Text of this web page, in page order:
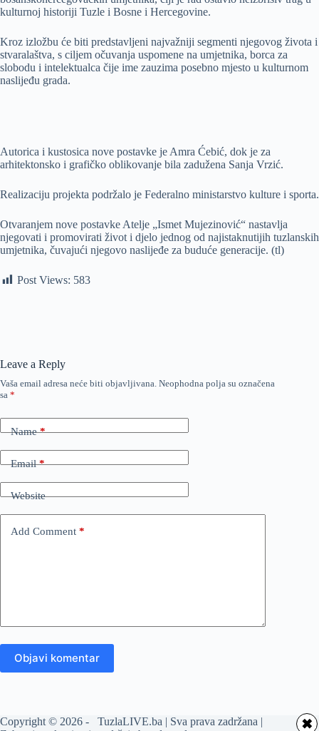
kulturnoj historiji Tuzle i Bosne i Hercegovine.
Kroz izložbu će biti predstavljeni najvažniji segmenti njegovog života i
stvaralaštva, s ciljem očuvanja uspomene na umjetnika, borca za
slobodu i intelektualca čije ime zauzima posebno mjesto u kulturnom
naslijeđu grada.
Autorica i kustosica nove postavke je Amra Ćebić, dok je za
arhitektonsko i grafičko oblikovanje bila zadužena Sanja Vrzić.
Realizaciju projekta podržalo je Federalno ministarstvo kulture i sporta.
Otvaranjem nove postavke Atelje „Ismet Mujezinović“ nastavlja
njegovati i promovirati život i djelo jednog od najistaknutijih tuzlanskih
umjetnika, čuvajući njegovo naslijeđe za buduće generacije. (tl)
Post Views: 583
Leave a Reply
Vaša email adresa neće biti objavljivana. Neophodna polja su označena
sa *
Name*
Email*
Website
Add Comment *
Objavi komentar
Copyright © 2026 - TuzlaLIVE.ba | Sva prava zadržana |
✖